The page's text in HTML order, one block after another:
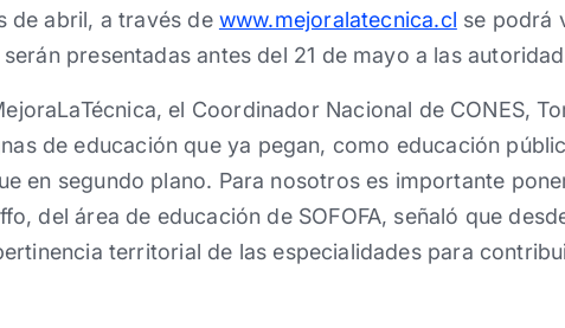
de abril, a través de www.mejoralatecnica.cl se podrá
presentadas antes del 21 de mayo a las
el Coordinador Nacional de CONES,
de educación que ya pegan, como educación
en segundo plano. Para nosotros es importante
del área de educación de SOFOFA, señaló que
territorial de las especialidades para